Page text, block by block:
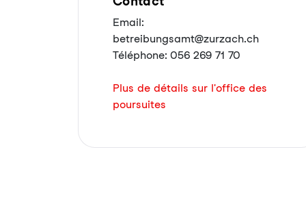
Email:
betreibungsamt@zurzach.ch
Téléphone: 056 269 71 70
Plus de détails sur l'office des
poursuites